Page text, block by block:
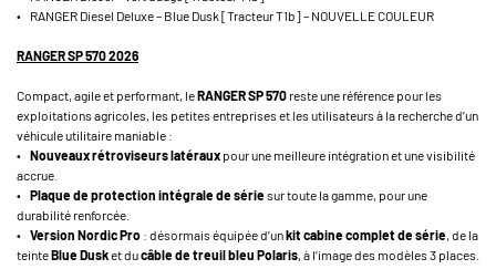
• RANGER Diesel Deluxe – Blue Dusk [Tracteur T1b] – NOUVELLE COULEUR
RANGER SP 570 2026
Compact, agile et performant, leRANGER SP 570 reste une référence pour les
exploitations agricoles, les petites entreprises et les utilisateurs à la recherche d’un
véhicule utilitaire maniable :
• Nouveaux rétroviseurs latéraux pour une meilleure intégration et une visibilité
accrue.
• Plaque de protection intégrale de sériesur toute la gamme, pour une
durabilité renforcée.
• Version Nordic Pro : désormais équipée d’unkit cabine complet de série, de la
teinteBlue Dusket ducâble de treuil bleu Polaris, à l’image des modèles 3 places.